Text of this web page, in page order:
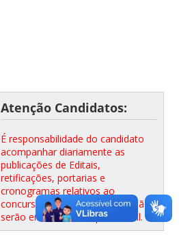
Atenção Candidatos:
É responsabilidade do candidato
acompanhar diariamente as
publicações de Editais,
retificações, portarias e
cronogramas relativos ao
concurso.Essas informações não
serão encaminhadas por e-mail.